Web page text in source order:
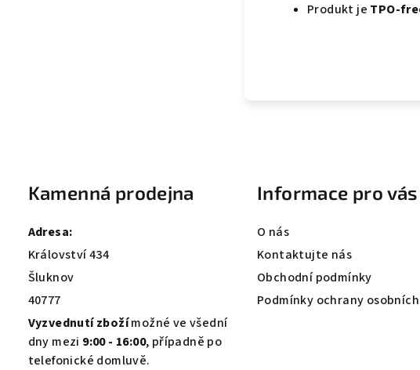
Produkt je
Kamenná prodejna
Adresa:
Království 434
Šluknov
40777
Vyzvednutí zbožímožné ve všední
dny mezi 9:00 - 16:00, případně po
telefonické domluvě.
Informace pro vás
O nás
Kontaktujte nás
Obchodní podmínky
Podmínky ochrany